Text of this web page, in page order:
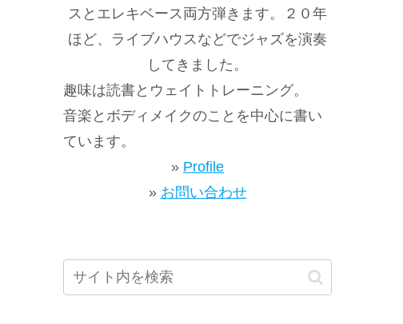
スとエレキベース両方弾きます。２０年
ほど、ライブハウスなどでジャズを演奏
してきました。
趣味は読書とウェイトトレーニング。
音楽とボディメイクのことを中心に書い
ています。
» Profile
» お問い合わせ